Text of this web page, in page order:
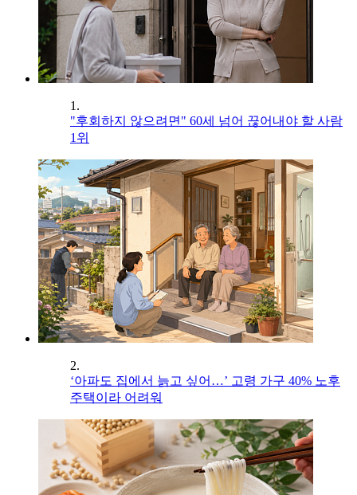
1.
"후회하지 않으려면" 60세 넘어 끊어내야 할 사람
1위
2.
‘아파도 집에서 늙고 싶어…’ 고령 가구 40% 노후
주택이라 어려워